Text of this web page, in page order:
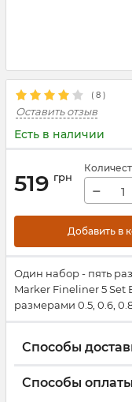
( 8 )
Оставить отзыв
Есть в наличии
519 грн
−
Добавить в
Один набор - пять
Marker Fineliner 5 Set
размерами 0.5, 0.6,
Способы
Способы оплаты